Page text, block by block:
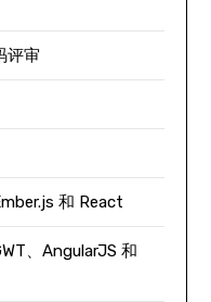
评审
和 React
、AngularJS 和